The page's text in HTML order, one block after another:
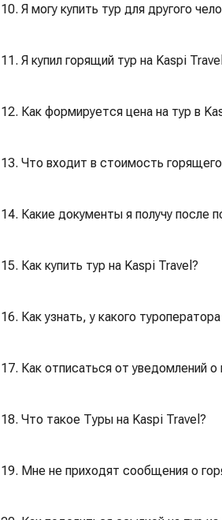
10. Я могу купить тур для другого
11. Я купил горящий тур на Kaspi
12. Как формируется цена на тур в
13. Что входит в стоимость
14. Какие документы я получу после
15. Как купить тур на Kaspi Travel?
16. Как узнать, у какого
17. Как отписаться от уведомлений
18. Что такое Туры на Kaspi Travel?
19. Мне не приходят сообщения о